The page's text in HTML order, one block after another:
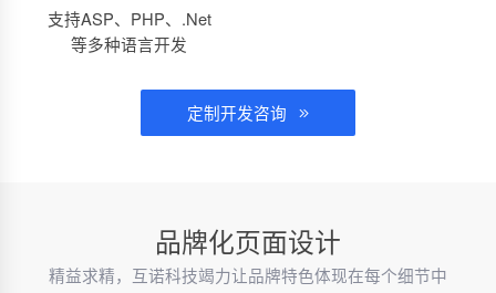
支持ASP、PHP、.Net
等多种语言开发
定制开发咨询
品牌化页面设计
精益求精，互诺科技竭力让品牌特色体现在每个细节中